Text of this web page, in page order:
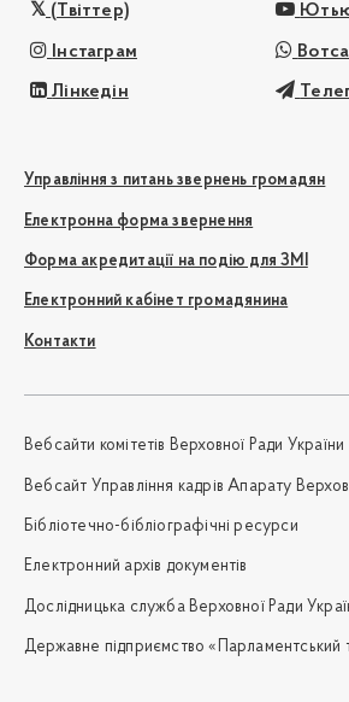
(Твіттер)
Інстаграм
Лінкедін
Управління з питань звернень громадян
Електронна форма звернення
Форма акредитації на подію для ЗМІ
Електронний кабінет громадянина
Контакти
Вебсайти комітетів Верховної Ради України
Вебсайт Управління кадрів Апарату
Бібліотечно-бібліографічні ресурси
Електронний архів документів
Дослідницька служба Верховної Ради
Державне підприємство «Парламентський